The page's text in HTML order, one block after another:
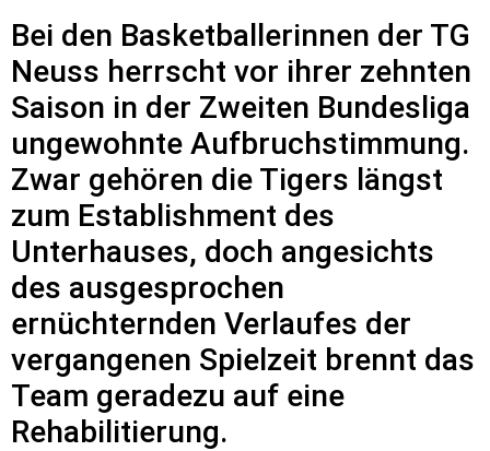
Bei den Basketballerinnen der TG
Neuss herrscht vor ihrer zehnten
Saison in der Zweiten Bundesliga
ungewohnte Aufbruchstimmung.
Zwar gehören die Tigers längst
zum Establishment des
Unterhauses, doch angesichts
des ausgesprochen
ernüchternden Verlaufes der
vergangenen Spielzeit brennt das
Team geradezu auf eine
Rehabilitierung.